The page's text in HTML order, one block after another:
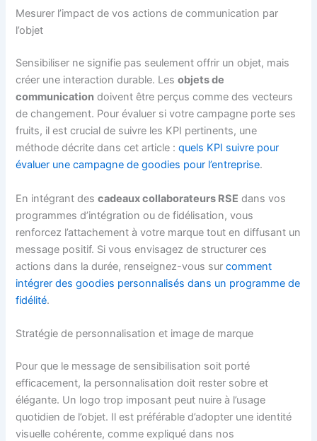
Mesurer l’impact de vos actions de communication par
l’objet
Sensibiliser ne signifie pas seulement offrir un objet, mais
créer une interaction durable. Lesobjets de
communication doivent être perçus comme des vecteurs
de changement. Pour évaluer si votre campagne porte ses
fruits, il est crucial de suivre les KPI pertinents, une
méthode décrite dans cet article :quels KPI suivre pour
évaluer une campagne de goodies pour l’entreprise.
En intégrant descadeaux collaborateurs RSE dans vos
programmes d’intégration ou de fidélisation, vous
renforcez l’attachement à votre marque tout en diffusant un
message positif. Si vous envisagez de structurer ces
actions dans la durée, renseignez-vous surcomment
intégrer des goodies personnalisés dans un programme de
fidélité.
Stratégie de personnalisation et image de marque
Pour que le message de sensibilisation soit porté
efficacement, la personnalisation doit rester sobre et
élégante. Un logo trop imposant peut nuire à l’usage
quotidien de l’objet. Il est préférable d’adopter une identité
visuelle cohérente, comme expliqué dans nos